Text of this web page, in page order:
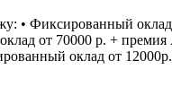
+
хватит обманывать людей! Или пишите Фиксированный оклад от 12000р.